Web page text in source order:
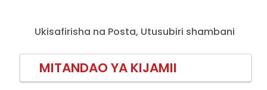
Ukisafirisha na Posta, Utusubiri shambani
MITANDAO YA KIJAMII